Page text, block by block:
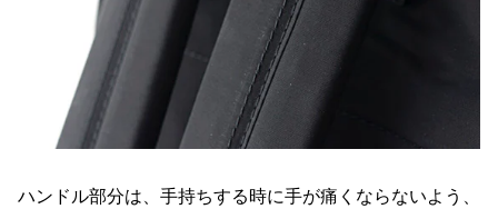
ハンドル部分は、手持ちする時に手が痛くならないよう、